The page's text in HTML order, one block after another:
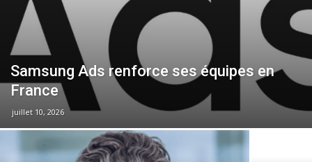
Samsung Ads renforce ses équipes en
France
juillet 10, 2026